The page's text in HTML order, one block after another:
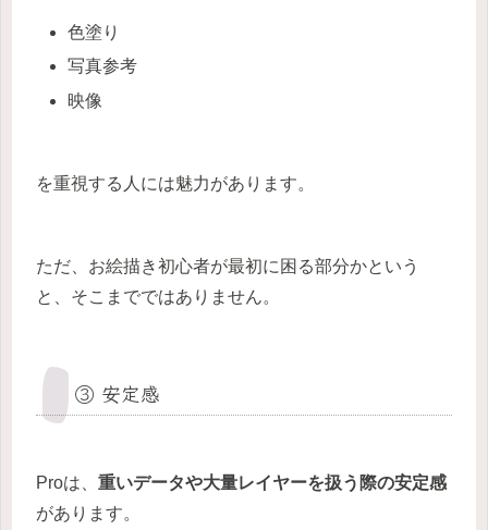
色塗り
写真参考
映像
を重視する人には魅力があります。
ただ、お絵描き初心者が最初に困る部分かという
と、そこまでではありません。
③ 安定感
Proは、 重いデータや大量レイヤーを扱う際の安定感
があります。